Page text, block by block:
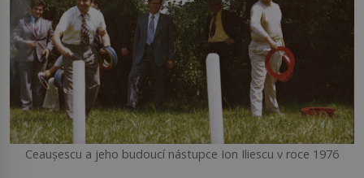
Ceaușescu a jeho budoucí nástupce Ion Iliescu v roce 1976